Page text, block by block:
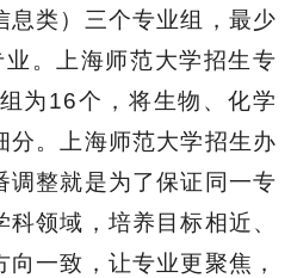
息类）三个专业组，最少
。上海师范大学招生专
为16个，将生物、化学
分。上海师范大学招生办
调整就是为了保证同一专
领域，培养目标相近、
一致，让专业更聚焦，